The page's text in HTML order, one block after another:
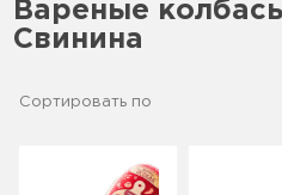
Вареные
Свинина
Сортировать по